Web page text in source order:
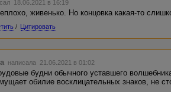
18.06.2021 в 16:19
живенько. Но концовка какая-то
/ Цитировать
написала 21.06.2021 в 01:02
будни обычного уставшего
обилие восклицательных знаков, не